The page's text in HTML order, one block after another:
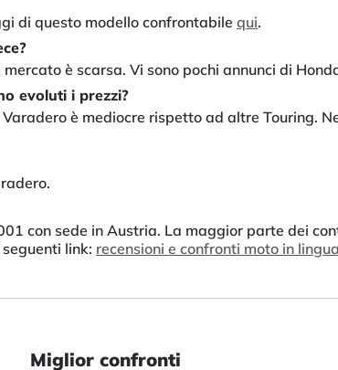
di questo modello confrontabile qui.
è scarsa. Vi sono pochi annunci di
evoluti i prezzi?
è mediocre rispetto ad altre Touring.
con sede in Austria. La maggior parte dei
link: recensioni e confronti moto in
Miglior confronti